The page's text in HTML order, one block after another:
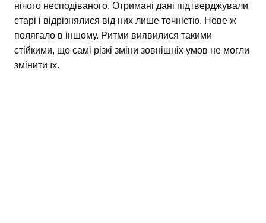
нічого несподіваного. Отримані дані підтверджували
старі і відрізнялися від них лише точністю. Нове ж
полягало в іншому. Ритми виявилися такими
стійкими, що самі різкі зміни зовнішніх умов не могли
змінити їх.